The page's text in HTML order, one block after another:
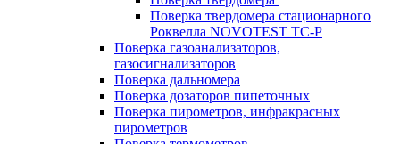
Поверка твердомера стационарного
Роквелла NOVOTEST TС-Р
Поверка газоанализаторов,
газосигнализаторов
Поверка дальномера
Поверка дозаторов пипеточных
Поверка пирометров, инфракрасных
пирометров